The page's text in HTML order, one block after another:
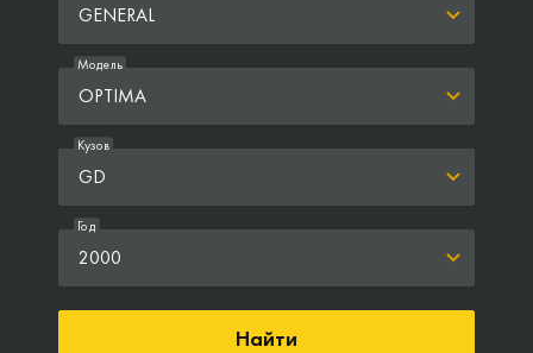
GENERAL
OPTIMA
Модель
GD
Кузов
2000
Год
Найти